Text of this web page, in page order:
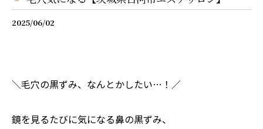
2025/06/02
＼毛穴の黒ずみ、なんとかしたい…！／
鏡を見るたびに気になる鼻の黒ずみ、